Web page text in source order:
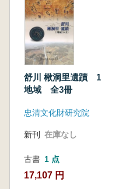
舒川 楸洞里遺蹟 1
地域 全3冊
忠清文化財研究院
新刊 在庫なし
古書 1 点
17,107 円